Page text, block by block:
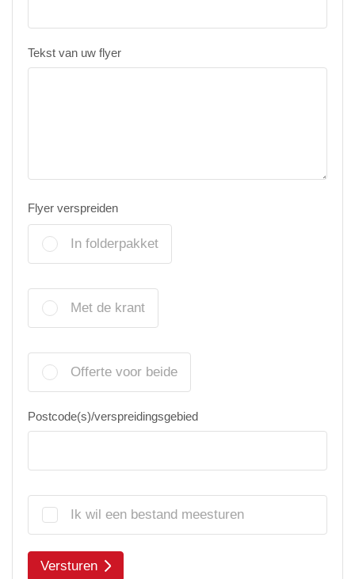
Tekst van uw flyer
Flyer verspreiden
In folderpakket
Met de krant
Offerte voor beide
Postcode(s)/verspreidingsgebied
Ik wil een bestand meesturen
Versturen